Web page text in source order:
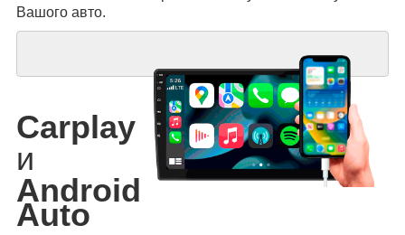
Вашого авто.
Carplay
и
Android
Auto